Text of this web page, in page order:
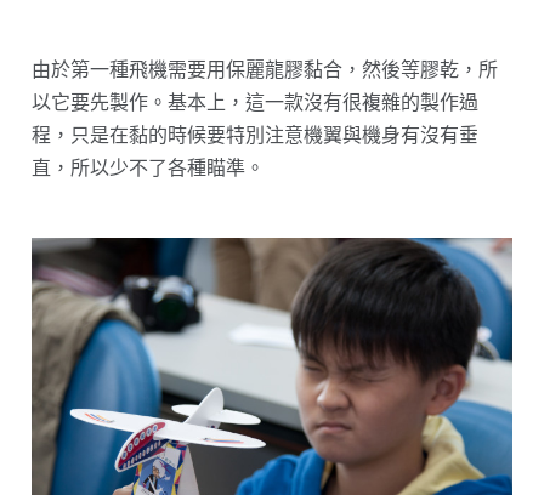
由於第一種飛機需要用保麗龍膠黏合，然後等膠乾，所
以它要先製作。基本上，這一款沒有很複雜的製作過
程，只是在黏的時候要特別注意機翼與機身有沒有垂
直，所以少不了各種瞄準。